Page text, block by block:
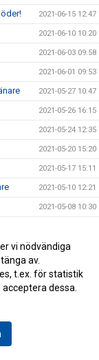
2021-06-15 12:47
2021-06-10 10:20
2021-06-03 09:58
2021-06-01 09:53
2021-05-27 10:47
2021-05-26 16:15
2021-05-24 12:35
2021-05-20 15:20
2021-05-17 15:11
2021-05-10 12:21
2021-05-08 10:30
2021-05-06 12:30
2021-05-04 10:28
2021-04-30 12:00
vi nödvändiga
av.
t.ex. för statistik
dessa.